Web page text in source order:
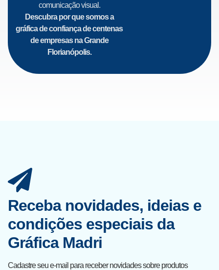
comunicação visual.
Descubra por que somos a
gráfica de confiança de centenas
de empresas na Grande
Florianópolis.
Receba novidades, ideias e
condições especiais da
Gráfica Madri
Cadastre seu e-mail para receber novidades sobre produtos